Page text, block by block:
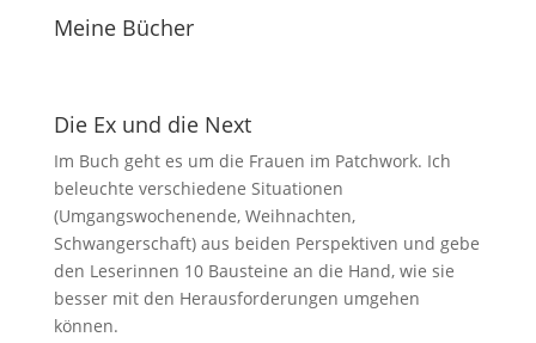
Meine Bücher
Die Ex und die Next
Im Buch geht es um die Frauen im Patchwork. Ich
beleuchte verschiedene Situationen
(Umgangswochenende, Weihnachten,
Schwangerschaft) aus beiden Perspektiven und gebe
den Leserinnen 10 Bausteine an die Hand, wie sie
besser mit den Herausforderungen umgehen
können.